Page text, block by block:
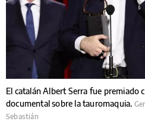
El catalán Albert Serra fue premiado
documental sobre la tauromaquia.
Sebastián